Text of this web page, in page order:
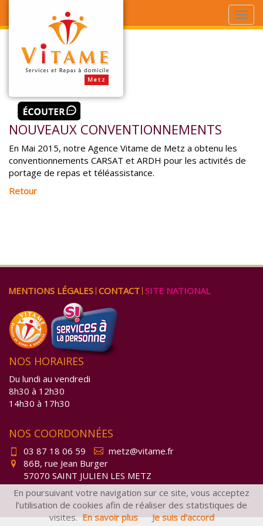
NOUVEAUX CONVENTIONNEMENTS
En Mai 2015, notre Agence Vitame de Metz a obtenu les
conventionnements CARSAT et ARDH pour les activités de
portage de repas et téléassistance.
Retour
ALLER
CONTENU
MENTIONS LÉGALES CONTACT SITE NATIONAL
NOS HORAIRES
Du lundi au vendredi
8h30 à 12h30
14h30 à 17h30
NOS COORDONNÉES
03 87 18 06 59
metz@vitame.fr
86B, rue Jean Burger
57070 SAINT JULIEN LES METZ
En poursuivant votre navigation sur ce site, vous acceptez
l’utilisation de cookies afin de réaliser des statistiques de
visites. En savoir plus Je suis d'accord